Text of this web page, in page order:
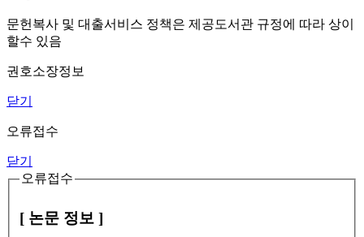
문헌복사 및 대출서비스 정책은 제공도서관 규정에 따라 상이
할수 있음
권호소장정보
닫기
오류접수
닫기
오류접수
[ 논문 정보 ]